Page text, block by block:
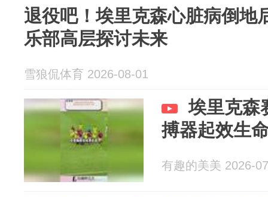
退役吧！埃里克森心脏病倒地
乐部高层探讨未来
雪狼侃体育 2026-08-01
埃里克森
搏器起效生
有趣的美美 2026-